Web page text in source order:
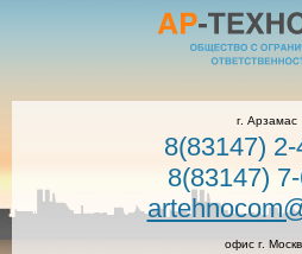
г. Арзамас
8(83147)
8(83147)
офис г.